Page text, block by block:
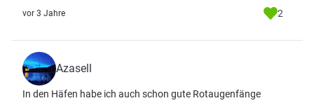
vor 3 Jahre 2
Azasell
In den Häfen habe ich auch schon gute Rotaugenfänge